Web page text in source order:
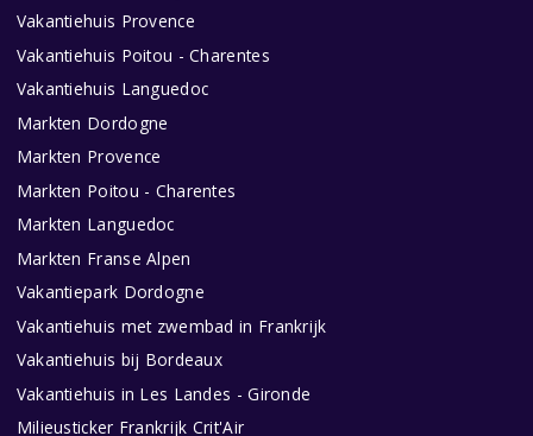
Vakantiehuis Provence
Vakantiehuis Poitou - Charentes
Vakantiehuis Languedoc
Markten Dordogne
Markten Provence
Markten Poitou - Charentes
Markten Languedoc
Markten Franse Alpen
Vakantiepark Dordogne
Vakantiehuis met zwembad in Frankrijk
Vakantiehuis bij Bordeaux
Vakantiehuis in Les Landes - Gironde
Milieusticker Frankrijk Crit'Air